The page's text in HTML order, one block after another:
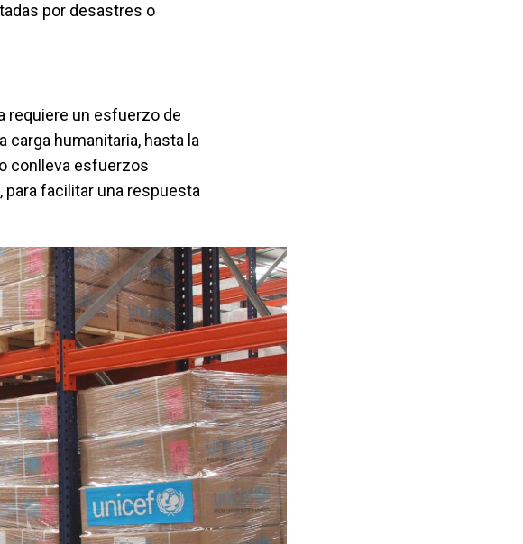
por desastres o
requiere un esfuerzo de
humanitaria, hasta la
conlleva esfuerzos
facilitar una respuesta